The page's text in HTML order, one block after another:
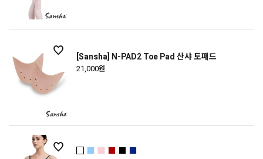
[Sansha] N-PAD2 Toe Pad 산샤 토패드
21,000원